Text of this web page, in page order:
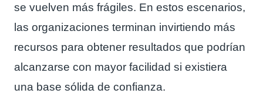
se vuelven más frágiles. En estos escenarios,
las organizaciones terminan invirtiendo más
recursos para obtener resultados que podrían
alcanzarse con mayor facilidad si existiera
una base sólida de confianza.